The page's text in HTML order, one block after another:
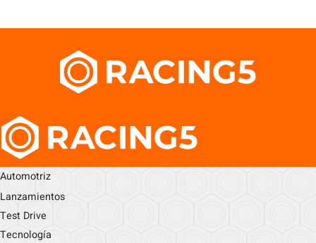
Automotriz
Lanzamientos
Test Drive
Tecnología